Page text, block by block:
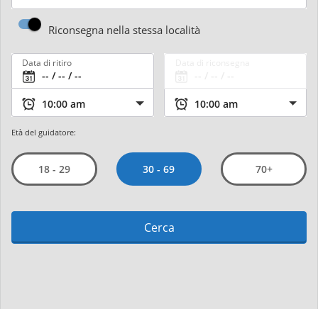
Riconsegna nella stessa località
Data di ritiro
Età del guidatore:
18 - 29 30 - 69 70+
Cerca